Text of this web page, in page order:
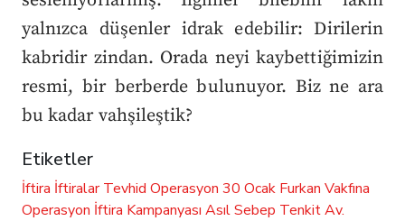
yalnızca düşenler idrak edebilir: Dirilerin
kabridir zindan. Orada neyi kaybettiğimizin
resmi, bir berberde bulunuyor. Biz ne ara
bu kadar vahşileştik?
Etiketler
İftira İftiralar Tevhid Operasyon 30 Ocak Furkan Vakfına
Operasyon İftira Kampanyası Asıl Sebep TenkitAv.